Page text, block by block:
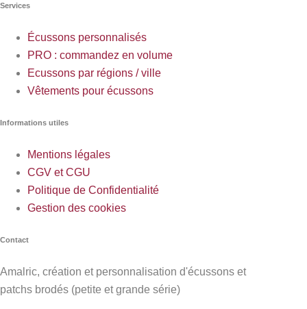
Services
Écussons personnalisés
PRO : commandez en volume
Ecussons par régions / ville
Vêtements pour écussons
Informations utiles
Mentions légales
CGV et CGU
Politique de Confidentialité
Gestion des cookies
Contact
Amalric, création et personnalisation d'écussons et
patchs brodés (petite et grande série)